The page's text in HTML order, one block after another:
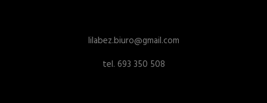
lilabez.biuro@gmail.com
tel. 693 350 508